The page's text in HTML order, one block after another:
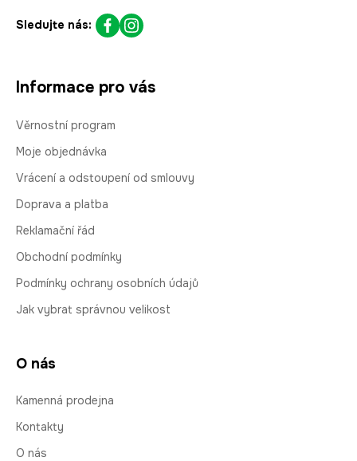
Sledujte nás:
Informace pro vás
Věrnostní program
Moje objednávka
Vrácení a odstoupení od smlouvy
Doprava a platba
Reklamační řád
Obchodní podmínky
Podmínky ochrany osobních údajů
Jak vybrat správnou velikost
O nás
Kamenná prodejna
Kontakty
O nás